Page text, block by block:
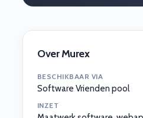
Over Murex
BESCHIKBAAR VIA
Software Vrienden pool
INZET